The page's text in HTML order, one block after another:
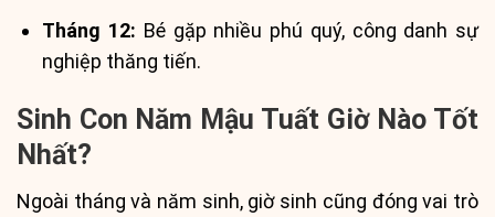
Tháng 12: Bé gặp nhiều phú quý, công danh sự
nghiệp thăng tiến.
Sinh Con Năm Mậu Tuất Giờ Nào Tốt
Nhất?
Ngoài tháng và năm sinh, giờ sinh cũng đóng vai trò